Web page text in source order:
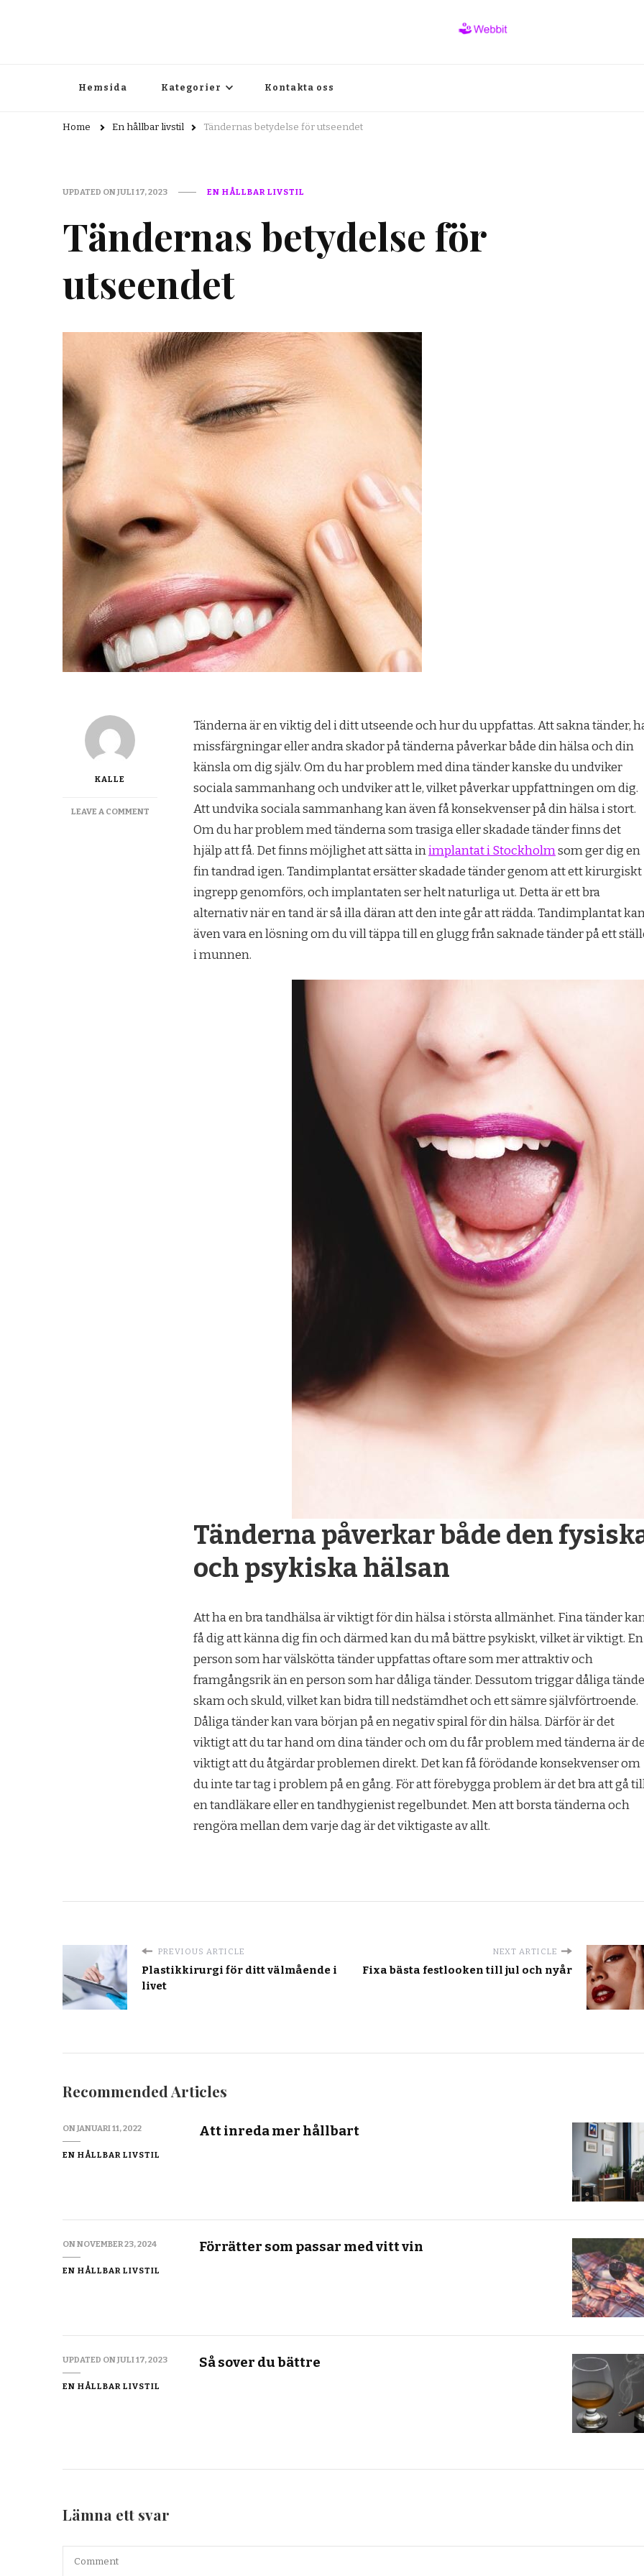
Hemsida Kategorier Kontakta oss
Home En hållbar livstil Tändernas betydelse för utseendet
UPDATED ONJULI 17, 2023 EN HÅLLBAR LIVSTIL
Tändernas betydelse för
utseendet
KALLE
LEAVE A COMMENTON
TÄNDERNAS
UTSEENDET
Tänderna är en viktig del i ditt utseende och hur du uppfattas. Att sakna tänder,
missfärgningar eller andra skador på tänderna påverkar både din hälsa och din
känsla om dig själv. Om du har problem med dina tänder kanske du undviker
sociala sammanhang och undviker att le, vilket påverkar uppfattningen om dig.
Att undvika sociala sammanhang kan även få konsekvenser på din hälsa i stort.
Om du har problem med tänderna som trasiga eller skadade tänder finns det
hjälp att få. Det finns möjlighet att sätta inimplantat i Stockholmsom ger dig en
fin tandrad igen. Tandimplantat ersätter skadade tänder genom att ett kirurgiskt
ingrepp genomförs, och implantaten ser helt naturliga ut. Detta är ett bra
alternativ när en tand är så illa däran att den inte går att rädda. Tandimplantat
även vara en lösning om du vill täppa till en glugg från saknade tänder på ett
i munnen.
Tänderna påverkar både den
och psykiska hälsan
Att ha en bra tandhälsa är viktigt för din hälsa i största allmänhet. Fina tänder
få dig att känna dig fin och därmed kan du må bättre psykiskt, vilket är viktigt. En
person som har välskötta tänder uppfattas oftare som mer attraktiv och
framgångsrik än en person som har dåliga tänder. Dessutom triggar dåliga
skam och skuld, vilket kan bidra till nedstämdhet och ett sämre självförtroende.
Dåliga tänder kan vara början på en negativ spiral för din hälsa. Därför är det
viktigt att du tar hand om dina tänder och om du får problem med tänderna är
viktigt att du åtgärdar problemen direkt. Det kan få förödande konsekvenser om
du inte tar tag i problem på en gång. För att förebygga problem är det bra att gå
en tandläkare eller en tandhygienist regelbundet. Men att borsta tänderna och
rengöra mellan dem varje dag är det viktigaste av allt.
PREVIOUS ARTICLE
Plastikkirurgi för ditt välmående i
livet
NEXT ARTICLE
Fixa bästa festlooken till jul och nyår
Recommended Articles
ONJANUARI 11, 2022
EN HÅLLBAR LIVSTIL
Att inreda mer hållbart
ONNOVEMBER 23, 2024
EN HÅLLBAR LIVSTIL
Förrätter som passar med vitt vin
UPDATED ONJULI 17, 2023
EN HÅLLBAR LIVSTIL
Så sover du bättre
Lämna ett svar